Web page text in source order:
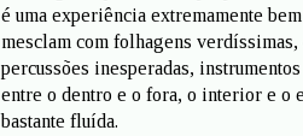
é uma experiência extremamente
mesclam com folhagens
percussões inesperadas,
entre o dentro e o fora, o interior e o
bastante fluída.